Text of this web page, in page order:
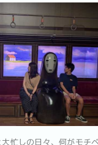
忙しの日々、何がモチ